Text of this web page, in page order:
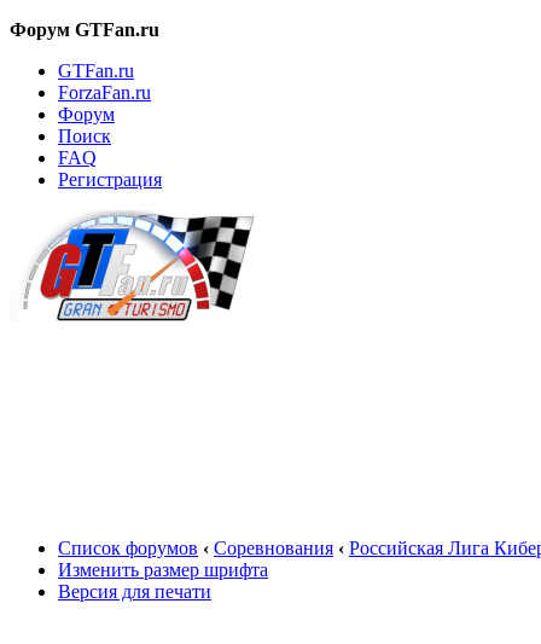
Форум GTFan.ru
GTFan.ru
ForzaFan.ru
Форум
Поиск
FAQ
Регистрация
Список форумов ‹ Соревнования ‹ Российская Лига
Изменить размер шрифта
Версия для печати